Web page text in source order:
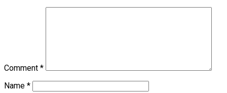
Comment *
Name *